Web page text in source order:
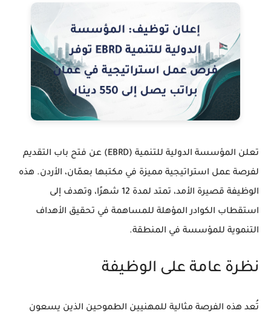
تعلن المؤسسة الدولية للتنمية (EBRD) عن فتح باب التقديم
لفرصة عمل استراتيجية مميزة في مكتبها بعمّان، الأردن. هذه
الوظيفة قصيرة الأمد، تمتد لمدة 12 شهرًا، وتهدف إلى
استقطاب الكوادر المؤهلة للمساهمة في تحقيق الأهداف
التنموية للمؤسسة في المنطقة.
نظرة عامة على الوظيفة
تُعد هذه الفرصة مثالية للمهنيين الطموحين الذين يسعون